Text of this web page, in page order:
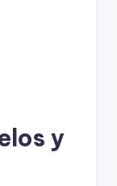
y